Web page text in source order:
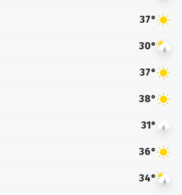
37°
30°
37°
38°
31°
36°
34°